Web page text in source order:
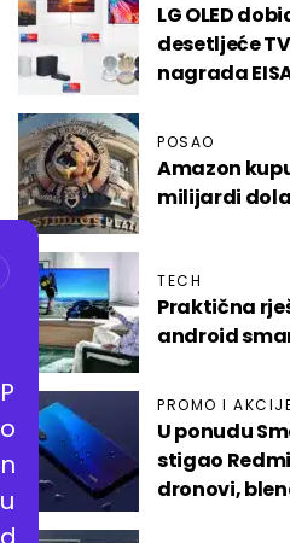
LG OLED
desetljeće
nagrada
POSAO
Amazon
milijardi
TECH
Praktična
android
PROMO I
U ponudu
stigao
dronovi,
P
o
n
u